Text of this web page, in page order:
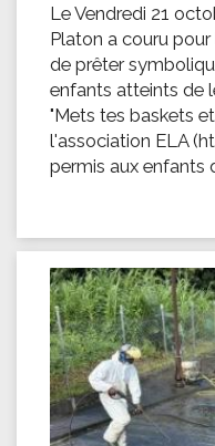
Le Vendredi 21
Platon a couru
de prêter
enfants atteints de
"Mets tes baskets
l'association ELA
permis aux enfants